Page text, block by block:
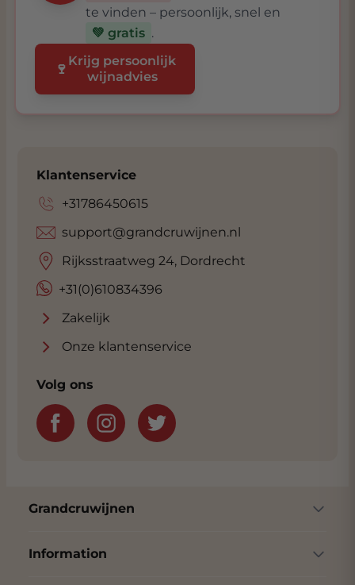
te vinden – persoonlijk, snel en
💚 gratis .
🍷 Krijg persoonlijk
wijnadvies
Klantenservice
+31786450615
+31(0)610834396
support@grandcruwijnen.nl
Rijksstraatweg 24, Dordrecht
Zakelijk
Onze klantenservice
Volg ons
Grandcruwijnen
Information